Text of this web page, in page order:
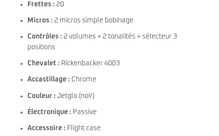
Frettes : 20
Micros : 2 micros simple bobinage
Contrôles : 2 volumes + 2 tonalités + sélecteur 3
positions
Chevalet : Rickenbacker 4003
Accastillage : Chrome
Couleur : Jetglo (noir)
Électronique : Passive
Accessoire : Flight case